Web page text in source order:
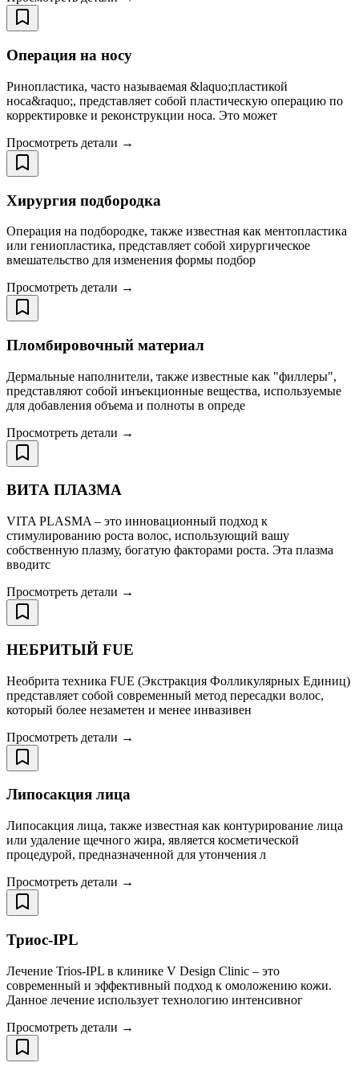
Операция на носу
Ринопластика, часто называемая &laquo;пластикой
носа&raquo;, представляет собой пластическую операцию по
корректировке и реконструкции носа. Это может
Просмотреть детали →
Хирургия подбородка
Операция на подбородке, также известная как ментопластика
или гениопластика, представляет собой хирургическое
вмешательство для изменения формы подбор
Просмотреть детали →
Пломбировочный материал
Дермальные наполнители, также известные как "филлеры",
представляют собой инъекционные вещества, используемые
для добавления объема и полноты в опреде
Просмотреть детали →
ВИТА ПЛАЗМА
VITA PLASMA – это инновационный подход к
стимулированию роста волос, использующий вашу
собственную плазму, богатую факторами роста. Эта плазма
вводитс
Просмотреть детали →
НЕБРИТЫЙ FUE
Необрита техника FUE (Экстракция Фолликулярных Единиц)
представляет собой современный метод пересадки волос,
который более незаметен и менее инвазивен
Просмотреть детали →
Липосакция лица
Липосакция лица, также известная как контурирование лица
или удаление щечного жира, является косметической
процедурой, предназначенной для утончения л
Просмотреть детали →
Триос-IPL
Лечение Trios-IPL в клинике V Design Clinic – это
современный и эффективный подход к омоложению кожи.
Данное лечение использует технологию интенсивног
Просмотреть детали →